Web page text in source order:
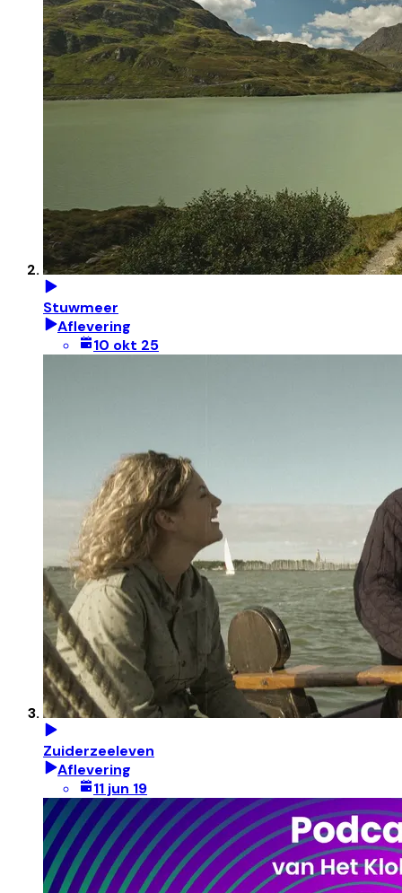
Stuwmeer
Aflevering
10 okt 25
Zuiderzeeleven
Aflevering
11 jun 19